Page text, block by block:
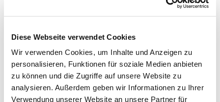
Diese Webseite verwendet Cookies
Wir verwenden Cookies, um Inhalte und Anzeigen zu
personalisieren, Funktionen für soziale Medien anbieten
zu können und die Zugriffe auf unsere Website zu
analysieren. Außerdem geben wir Informationen zu Ihrer
Verwendung unserer Website an unsere Partner für
712 Views
Ozzy ist tot-MichiS ,23.07.2025, 08:51
Ozzy ist tot
- laimerloewe (c)
23.07.2025, 09:05
und Hulk Hogan auch
26.07.2025, 00:05
und Hulk Hogan auch-funny cemetery grandstand